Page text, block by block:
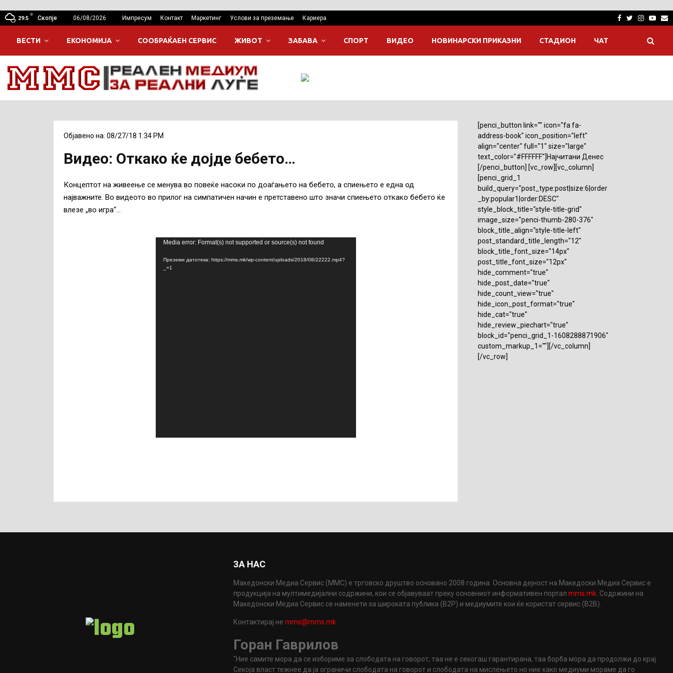
29.5
C
Скопје 06/08/2026 Импресум Контакт Маркетинг Услови за преземање Кариера Facebook
Twitter
ВЕСТИ ЕКОНОМИЈА СООБРАЌАЕН СЕРВИС ЖИВОТ ЗАБАВА СПОРТ ВИДЕО НОВИНАРСКИ ПРИКАЗНИ СТАДИОН ЧАТ
Објавено на: 08/27/18 1:34 PM
Видео: Откако ќе дојде бебето…
Концептот на живеење се менува во повеќе насоки по доаѓањето на бебето, а спиењето е една од
најважните. Во видеото во прилог на симпатичен начин е претставено што значи спиењето откако бебето ќе
влезе „во игра“…
В
Media error: Format(s) not supported or source(s) not found
Преземи датотека: https://mms.mk/wp-content/uploads/2018/08/22222.mp4?
_=1
[penci_button link="" icon="fa fa-
address-book" icon_position="left"
align="center" full="1" size="large"
text_color="#FFFFFF"]Најчитани Денес
[/penci_button] [vc_row][vc_column]
[penci_grid_1
build_query="post_type:post|size:6|order
_by:popular1|order:DESC"
style_block_title="style-title-grid"
image_size="penci-thumb-280-376"
block_title_align="style-title-left"
post_standard_title_length="12"
block_title_font_size="14px"
post_title_font_size="12px"
hide_comment="true"
hide_post_date="true"
hide_count_view="true"
hide_icon_post_format="true"
hide_cat="true"
hide_review_piechart="true"
block_id="penci_grid_1-1608288871906"
custom_markup_1=""][/vc_column]
[/vc_row]
ЗА НАС
Македонски Медиа Сервис (ММС) е трговско друштво основано 2008 година. Основна дејност на Македоски Медиа Сервис е
продукција на мултимедијални содржини, кои се објавуваат преку основниот информативен порталmms.mk. Содржини на
Македонски Медиа Сервис се наменети за широката публика (B2P) и медиумите кои ќе користат сервис (B2B).
Контактирај неmms@mms.mk
Горан Гаврилов
"Ние самите мора да се избориме за слободата на говорот, таа не е секогаш гарантирана, таа борба мора да продолжи до крај.
Секоја власт тежнее да ја ограничи слободата на говорот и слободата на мислењето но ние како медиуми мораме да го